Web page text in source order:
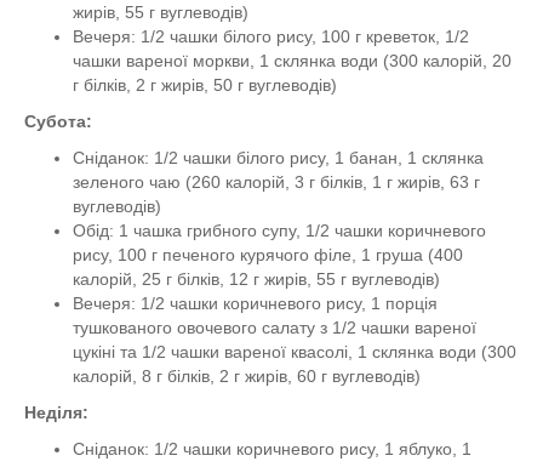
жирів, 55 г вуглеводів)
Вечеря: 1/2 чашки білого рису, 100 г креветок, 1/2
чашки вареної моркви, 1 склянка води (300 калорій, 20
г білків, 2 г жирів, 50 г вуглеводів)
Субота:
Сніданок: 1/2 чашки білого рису, 1 банан, 1 склянка
зеленого чаю (260 калорій, 3 г білків, 1 г жирів, 63 г
вуглеводів)
Обід: 1 чашка грибного супу, 1/2 чашки коричневого
рису, 100 г печеного курячого філе, 1 груша (400
калорій, 25 г білків, 12 г жирів, 55 г вуглеводів)
Вечеря: 1/2 чашки коричневого рису, 1 порція
тушкованого овочевого салату з 1/2 чашки вареної
цукіні та 1/2 чашки вареної квасолі, 1 склянка води (300
калорій, 8 г білків, 2 г жирів, 60 г вуглеводів)
Неділя:
Сніданок: 1/2 чашки коричневого рису, 1 яблуко, 1